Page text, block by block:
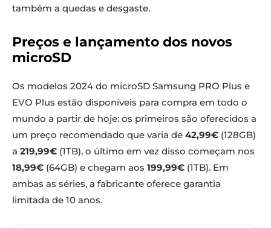
também a quedas e desgaste.
Preços e lançamento dos novos
microSD
Os modelos 2024 do microSD Samsung PRO Plus e
EVO Plus estão disponíveis para compra em todo o
mundo a partir de hoje: os primeiros são oferecidos a
um preço recomendado que varia de 42,99€ (128GB)
a 219,99€ (1TB), o último em vez disso começam nos
18,99€ (64GB) e chegam aos 199,99€ (1TB). Em
ambas as séries, a fabricante oferece garantia
limitada de 10 anos.